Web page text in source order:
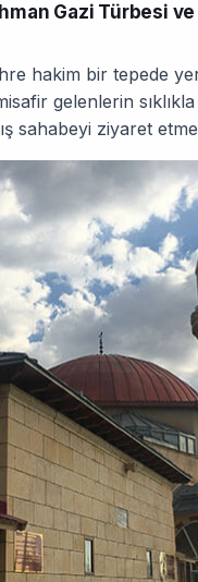
Gazi Türbesi
hakim bir tepede
gelenlerin
sahabeyi ziyaret